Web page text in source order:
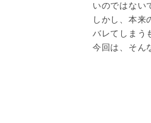
いのではない
しかし、本来
バレてしまう
今回は、そん